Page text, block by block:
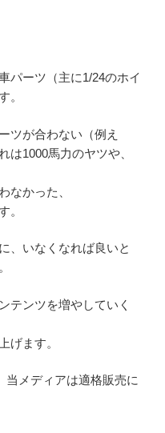
パーツ（主に1/24のホイ
。
ツが合わない（例え
は1000馬力のヤツや、
なかった、
。
、いなくなれば良いと
テンツを増やしていく
げます。
当メディアは適格販売に